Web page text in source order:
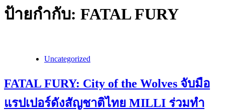
ป้ายกำกับ: FATAL FURY
Uncategorized
FATAL FURY: City of the Wolves จับมือ
แรปเปอร์ดังสัญชาติไทย MILLI ร่วมทำ